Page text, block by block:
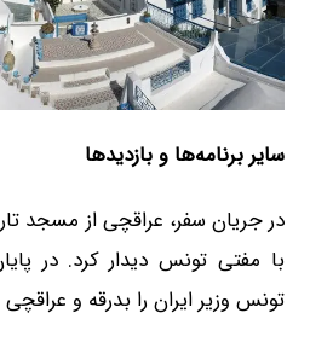
سایر برنامه‌ها و بازدیدها
در جریان سفر، عراقچی از مسجد
با مفتی تونس دیدار کرد. در
تونس وزیر ایران را بدرقه و